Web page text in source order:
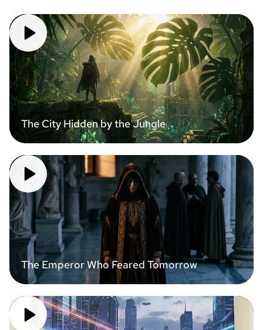
The City Hidden by the Jungle
The Emperor Who Feared Tomorrow